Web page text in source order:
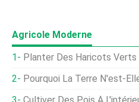
Agricole Moderne
Planter Des Haricots Verts
Pourquoi La Terre N'est-